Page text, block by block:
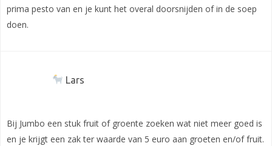
prima pesto van en je kunt het overal doorsnijden of in de soep
doen.
Lars
Bij Jumbo een stuk fruit of groente zoeken wat niet meer goed is
en je krijgt een zak ter waarde van 5 euro aan groeten en/of fruit.